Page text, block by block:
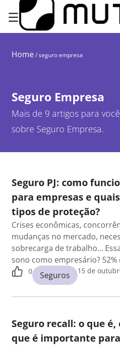
☰
Home/seguro empresa
Seguro Empresa
Mais de 9 artigos para
sobre Seguro Empresa.
Seguro PJ: como
para empresas e
tipos de proteção?
Crises econômicas,
mudanças no mercado,
sobrecarga de trabalho…
sono como empresário?
0 Seguros 15 de
Seguro recall: o que
que é importante